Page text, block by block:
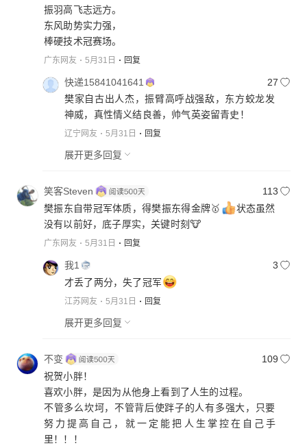
振羽高飞志远方。
东风助势实力强，
棒硬技术冠赛场。
广东网友 5月31日 回复
快递15841041641
27
樊家自古出人杰，振臂高呼战强敌，东方蛟龙发
神威，真性情义结良善，帅气英姿留青史！
辽宁网友 5月31日 回复
展开更多回复
笑客Steven
113
樊振东自带冠军体质，得樊振东得金牌🥇
状态虽然
没有以前好，底子厚实，关键时刻🐮
广东网友 5月31日 回复
我1
3
才丢了两分，失了冠军
江苏网友 5月31日 回复
展开更多回复
不变
109
祝贺小胖！
喜欢小胖，是因为从他身上看到了人生的过程。
不管多么坎坷，不管背后使跘子的人有多强大，只要
努力提高自己，就一定能把人生掌控在自己手
里！！！